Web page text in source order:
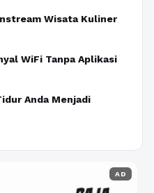
Wisata Kuliner
WiFi Tanpa Aplikasi
Anda Menjadi
AD